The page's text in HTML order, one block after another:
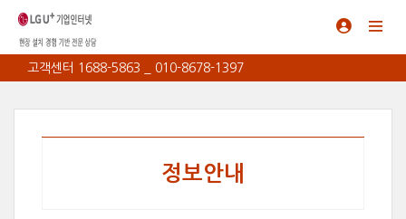
고객센터 1688-5863 _ 010-8678-1397
정보안내